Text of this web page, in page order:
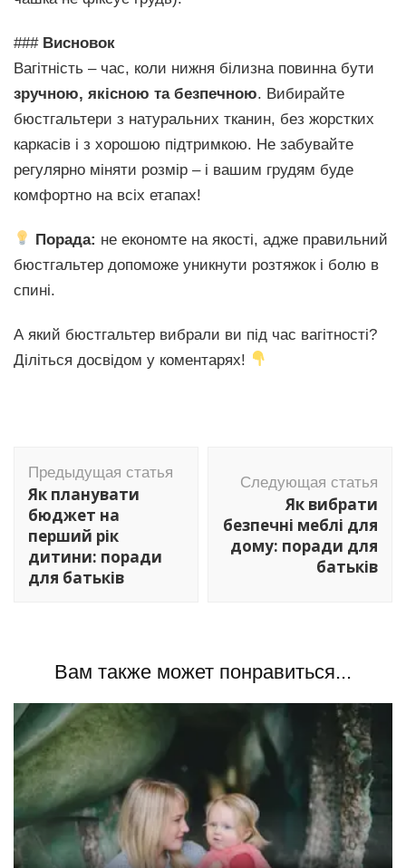
### Висновок
Вагітність – час, коли нижня білизна повинна бути
зручною, якісною та безпечною. Вибирайте
бюстгальтери з натуральних тканин, без жорстких
каркасів і з хорошою підтримкою. Не забувайте
регулярно міняти розмір – і вашим грудям буде
комфортно на всіх етапах!
Порада: не економте на якості, адже правильний
бюстгальтер допоможе уникнути розтяжок і болю в
спині.
А який бюстгальтер вибрали ви під час вагітності?
Діліться досвідом у коментарях!
по
записям
Предыдущая статья
Як планувати
бюджет на
перший рік
дитини: поради
для батьків
Следующая статья
Як вибрати
безпечні меблі для
дому: поради для
батьків
Вам также может понравиться...